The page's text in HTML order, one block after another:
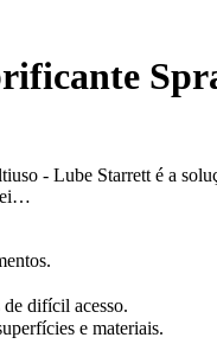
- Lube Starrett é a
de difícil acesso.
e materiais.